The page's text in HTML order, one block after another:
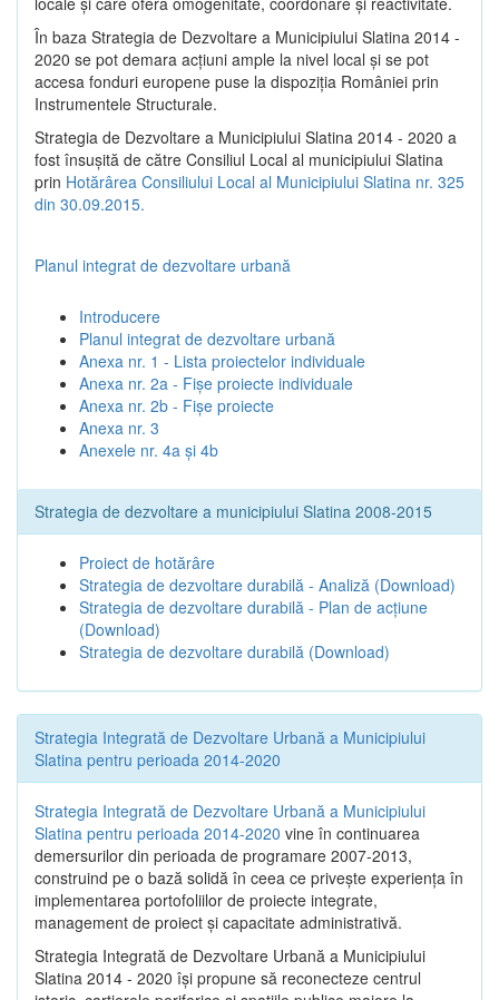
În baza Strategia de Dezvoltare a Municipiului Slatina 2014 -
2020 se pot demara acţiuni ample la nivel local şi se pot
accesa fonduri europene puse la dispoziţia României prin
Instrumentele Structurale.
Strategia de Dezvoltare a Municipiului Slatina 2014 - 2020 a
fost însuşită de către Consiliul Local al municipiului Slatina
prin Hotărârea Consiliului Local al Municipiului Slatina nr. 325
din 30.09.2015.
Planul integrat de dezvoltare urbană
Introducere
Planul integrat de dezvoltare urbană
Anexa nr. 1 - Lista proiectelor individuale
Anexa nr. 2a - Fișe proiecte individuale
Anexa nr. 2b - Fișe proiecte
Anexa nr. 3
Anexele nr. 4a și 4b
Strategia de dezvoltare a municipiului Slatina 2008-2015
Proiect de hotărâre
Strategia de dezvoltare durabilă - Analiză (Download)
Strategia de dezvoltare durabilă - Plan de acțiune
(Download)
Strategia de dezvoltare durabilă (Download)
Strategia Integrată de Dezvoltare Urbană a Municipiului
Slatina pentru perioada 2014-2020
Strategia Integrată de Dezvoltare Urbană a Municipiului
Slatina pentru perioada 2014-2020 vine în continuarea
demersurilor din perioada de programare 2007-2013,
construind pe o bază solidă în ceea ce priveşte experienţa în
implementarea portofoliilor de proiecte integrate,
management de proiect și capacitate administrativă.
Strategia Integrată de Dezvoltare Urbană a Municipiului
Slatina 2014 - 2020 își propune să reconecteze centrul